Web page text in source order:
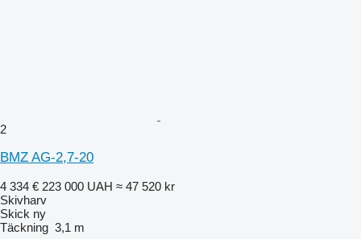
2
BMZ AG-2,7-20
4 334 € 223 000 UAH ≈ 47 520 kr
Skivharv
Skick ny
Täckning 3,1 m